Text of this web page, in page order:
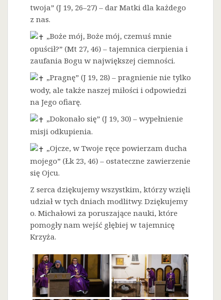
twoja” (J 19, 26–27) – dar Matki dla każdego
z nas.
„Boże mój, Boże mój, czemuś mnie
opuścił?” (Mt 27, 46) – tajemnica cierpienia i
zaufania Bogu w największej ciemności.
„Pragnę” (J 19, 28) – pragnienie nie tylko
wody, ale także naszej miłości i odpowiedzi
na Jego ofiarę.
„Dokonało się” (J 19, 30) – wypełnienie
misji odkupienia.
„Ojcze, w Twoje ręce powierzam ducha
mojego” (Łk 23, 46) – ostateczne zawierzenie
się Ojcu.
Z serca dziękujemy wszystkim, którzy wzięli
udział w tych dniach modlitwy. Dziękujemy
o. Michałowi za poruszające nauki, które
pomogły nam wejść głębiej w tajemnicę
Krzyża.